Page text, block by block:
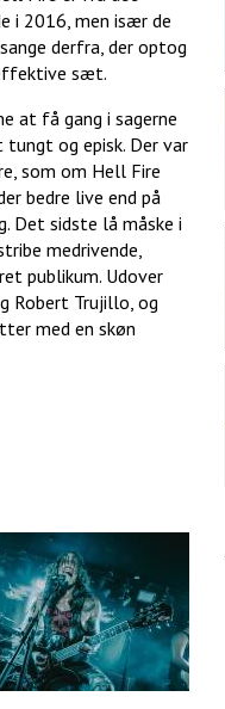
i 2016, men især de
derfra, der optog
sæt.
at få gang i sagerne
og episk. Der var
som om Hell Fire
bedre live end på
Det sidste lå måske i
medrivende,
publikum. Udover
Robert Trujillo, og
med en skøn